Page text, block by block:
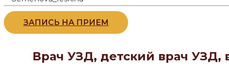
ЗАПИСЬ НА ПРИЕМ
Врач УЗД, детский врач УЗД,